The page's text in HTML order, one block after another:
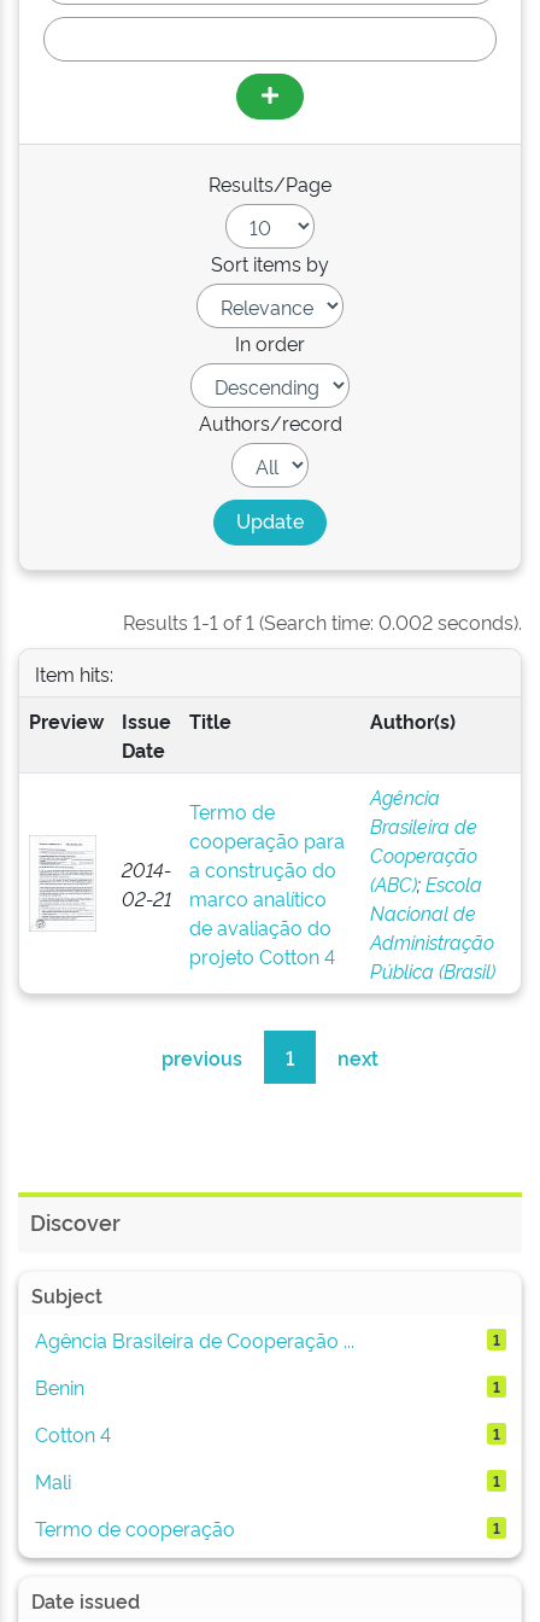
Results/Page
Sort items by
In order
Authors/record
Results 1-1 of 1 (Search time: 0.002 seconds).
Item hits:
Preview
Issue
Date
Title Author(s)
2014-
02-21
Termo de
cooperação para
a construção do
marco analítico
de avaliação do
projeto Cotton 4
Agência
Brasileira de
Cooperação
(ABC);Escola
Nacional de
Administração
Pública (Brasil)
previous 1 next
Discover
Subject
Agência Brasileira de Cooperação ...
1
Benin 1
Cotton 4 1
Mali 1
Termo de cooperação 1
Date issued